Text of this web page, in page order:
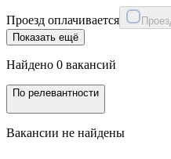
Проезд оплачивается
Показать ещё
Найдено 0 вакансий
По релевантности
Вакансии не найдены